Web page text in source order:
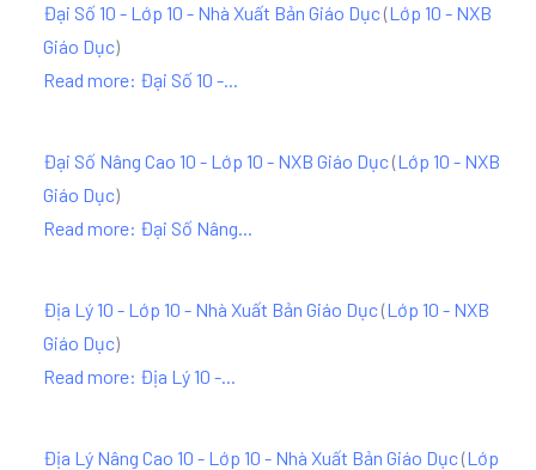
Đại Số 10 - Lớp 10 - Nhà Xuất Bản Giáo Dục(Lớp 10 - NXB
Giáo Dục)
Read more: Đại Số 10 -...
Đại Số Nâng Cao 10 - Lớp 10 - NXB Giáo Dục(Lớp 10 - NXB
Giáo Dục)
Read more: Đại Số Nâng...
Địa Lý 10 - Lớp 10 - Nhà Xuất Bản Giáo Dục(Lớp 10 - NXB
Giáo Dục)
Read more: Địa Lý 10 -...
Địa Lý Nâng Cao 10 - Lớp 10 - Nhà Xuất Bản Giáo Dục(Lớp